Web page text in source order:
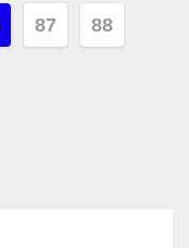
87 88